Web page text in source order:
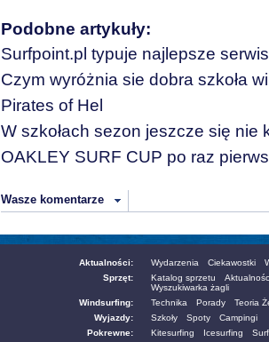
Podobne artykuły:
Surfpoint.pl typuje najlepsze
Czym wyróżnia sie dobra szkoła
Pirates of Hel
W szkołach sezon jeszcze się nie
OAKLEY SURF CUP po raz
Wasze komentarze
Aktualności: Wydarzenia Ciekawostki
Sprzęt:
Katalog sprzetu
Wyszukiwarka żagli
Windsurfing:
Technika Porady
Teoria
Wyjazdy:
Szkoły Spoty
Campingi
Pokrewne:
Kitesurfing Icesurfing